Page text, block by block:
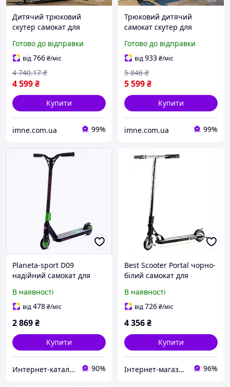
Дитячий трюковий
скутер самокат для
трюків / Вуличний
транспорт пегі колеса PU
110 мм
Готово до відправки
від766₴/міс
4 599₴
4 740.17 ₴
Купити
imne.com.ua 99%
Трюковий дитячий
самокат скутер для
Вуличний транспорт пегі
колеса PU 120мм трюки
Синій
Готово до відправки
від933₴/міс
5 599₴
5 846 ₴
Купити
imne.com.ua 99%
Planeta-sport D09
надійний самокат для
23PA51570
В наявності
від478₴/міс
2 869₴
Купити
Интернет-кат​​алог ск​​ид​​ок Zakazov 90%
Best Scooter Portal чорно-
білий самокат для
7545P2H41
В наявності
від726₴/міс
4 356₴
Купити
Інтернет-магазин KupiVse 96%